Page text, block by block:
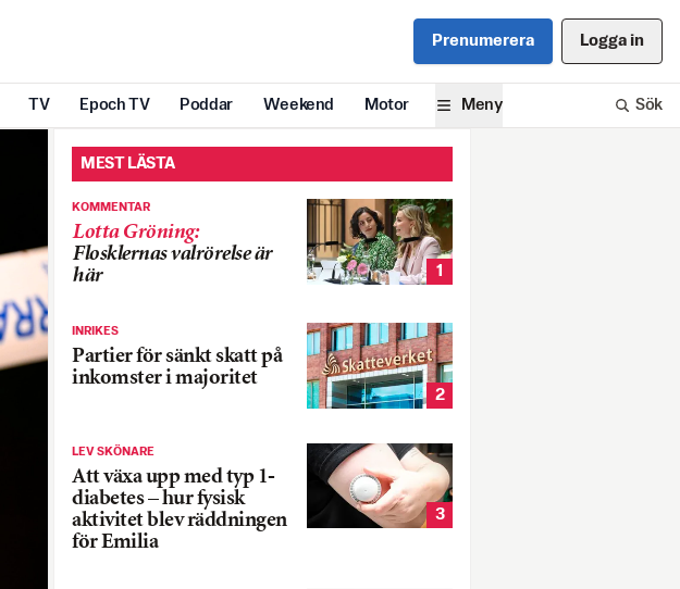
Prenumerera Logga in
TV Epoch TV Poddar Weekend Motor Meny Sök
MEST LÄSTA
KOMMENTAR
Lotta Gröning:
Flosklernas valrörelse är
här
1
INRIKES
Partier för sänkt skatt på
inkomster i majoritet
2
LEV SKÖNARE
Att växa upp med typ 1-
diabetes – hur fysisk
aktivitet blev räddningen
för Emilia
3